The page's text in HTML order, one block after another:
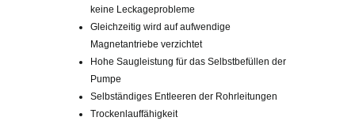
keine Leckageprobleme
Gleichzeitig wird auf aufwendige
Magnetantriebe verzichtet
Hohe Saugleistung für das Selbstbefüllen der
Pumpe
Selbständiges Entleeren der Rohrleitungen
Trockenlauffähigkeit